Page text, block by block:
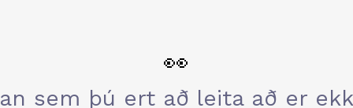
👀
sem þú ert að leita að er